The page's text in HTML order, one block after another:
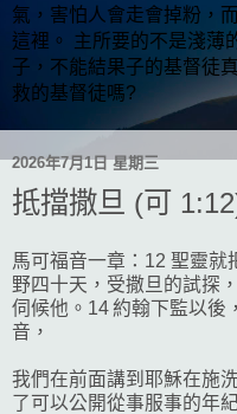
氣，害怕人會走會掉粉，
這裡。 主所要的不是淺薄
子，不能結果子的基督徒
救的基督徒嗎?
2026年7月1日 星期三
抵擋撒旦 (可
馬可福音一章：12 聖靈就
野四十天，受撒旦的試探
伺候他。14 約翰下監以後
音，
我們在前面講到耶穌在施
了可以公開從事服事的年